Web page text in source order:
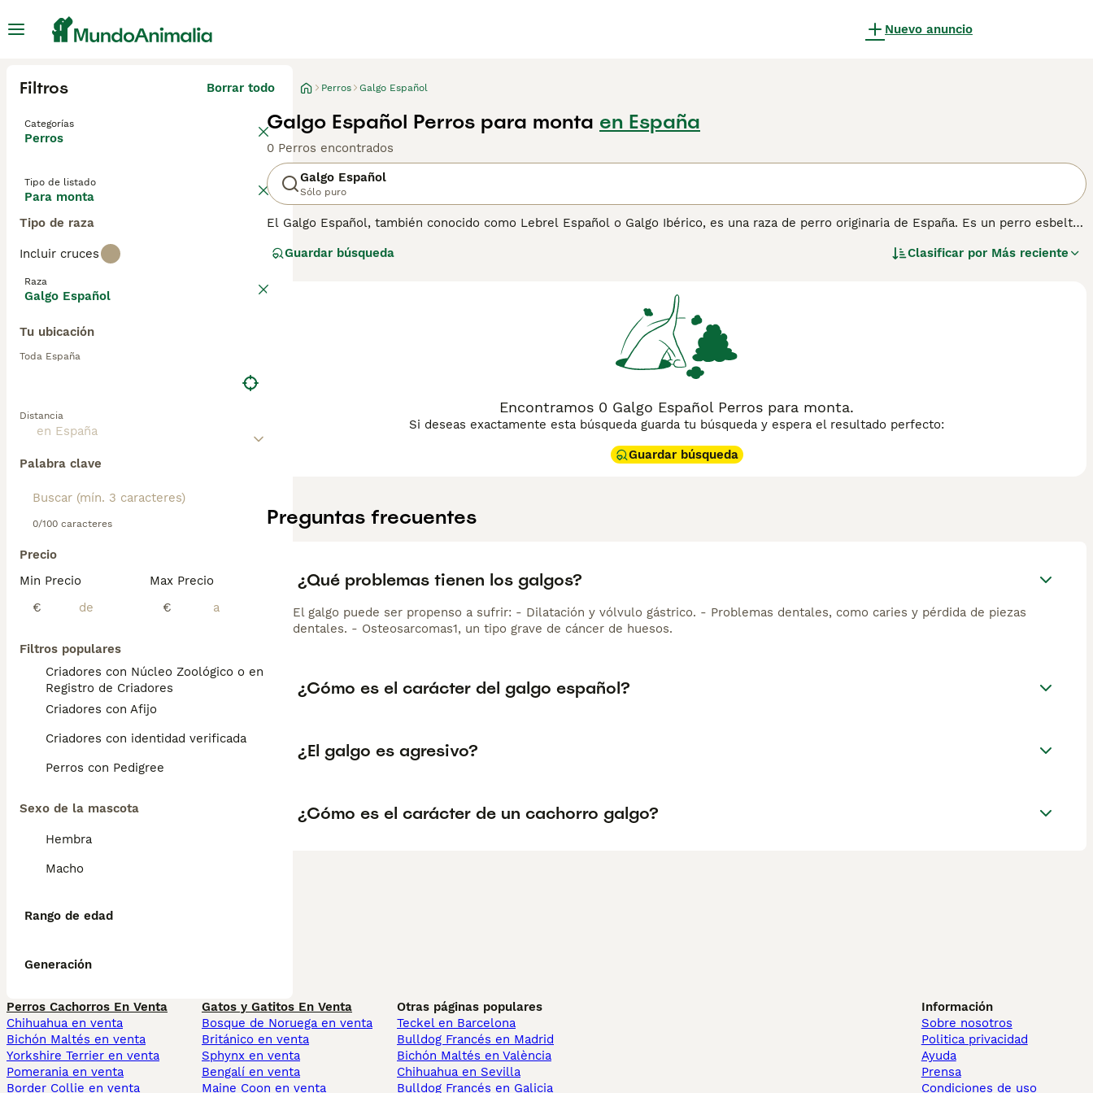
Nuevo anuncio
Filtros Borrar todo
Categorías
Perros
Tipo de listado
Para monta
Tipo de raza
Incluir cruces
Raza
Galgo Español
Tu ubicación
Toda España
Distancia
Palabra clave
0/100 caracteres
Precio
Min Precio
€
Max Precio
€
Filtros populares
Criadores con Núcleo Zoológico o en el
Registro de Criadores
Criadores con Afijo
Criadores con identidad verificada
Perros con Pedigree
Sexo de la mascota
Hembra
Macho
Rango de edad
Generación
Perros Galgo Español
Galgo Español Perros para monta en España
0 Perros encontrados
Galgo Español
Sólo puro
El Galgo Español, también conocido como Lebrel Español o Galgo Ibérico, es una raza de perro originaria de España. Es un perro esbelto
perro de compañía como para competiciones de carreras. Su pelaje es corto y puede presentarse en diversos colores, siendo los más
se adapta bien a la vida en apartamentos.
Guardar búsqueda Clasificar por Más reciente
Encontramos 0 Galgo Español Perros para monta.
Si deseas exactamente esta búsqueda guarda tu búsqueda y espera el resultado perfecto:
Guardar búsqueda
Preguntas frecuentes
¿Qué problemas tienen los galgos?
El galgo puede ser propenso a sufrir: - Dilatación y vólvulo gástrico. - Problemas dentales, como caries y pérdida de piezas
dentales. - Osteosarcomas1, un tipo grave de cáncer de huesos.
¿Cómo es el carácter del galgo español?
¿El galgo es agresivo?
¿Cómo es el carácter de un cachorro galgo?
Perros Cachorros En Venta
Chihuahua en venta
Bichón Maltés en venta
Yorkshire Terrier en venta
Pomerania en venta
Border Collie en venta
Gatos y Gatitos En Venta
Bosque de Noruega en venta
Británico en venta
Sphynx en venta
Bengalí en venta
Maine Coon en venta
Otras páginas populares
Teckel en Barcelona
Bulldog Francés en Madrid
Bichón Maltés en València
Chihuahua en Sevilla
Bulldog Francés en Galicia
Información
Sobre nosotros
Politica privacidad
Ayuda
Prensa
Condiciones de uso